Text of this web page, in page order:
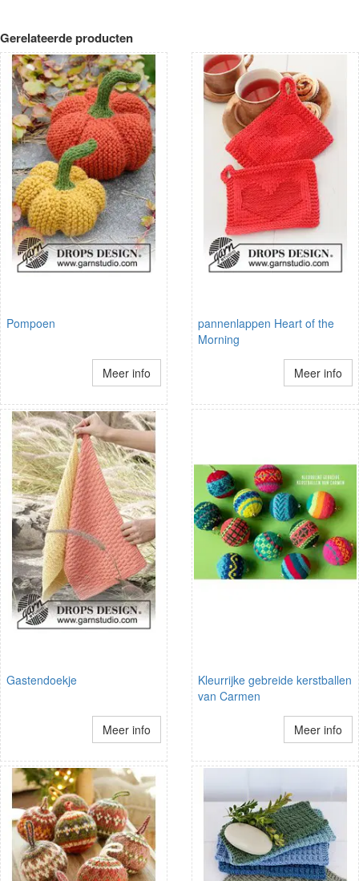
Gerelateerde producten
Pompoen
Meer info
pannenlappen Heart of the
Morning
Meer info
Gastendoekje
Meer info
Kleurrijke gebreide kerstballen
van Carmen
Meer info